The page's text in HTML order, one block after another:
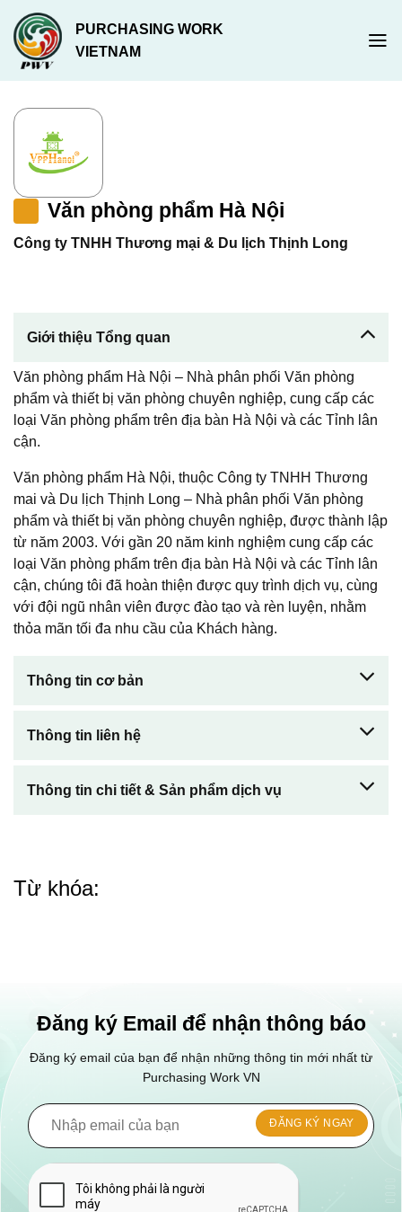
Chuyển
đến
nội
dung
PURCHASING WORK
VIETNAM
Văn phòng phẩm Hà Nội
Công ty TNHH Thương mại & Du lịch Thịnh Long
Giới thiệu Tổng quan
Văn phòng phẩm Hà Nội – Nhà phân phối Văn phòng
phẩm và thiết bị văn phòng chuyên nghiệp, cung cấp các
loại Văn phòng phẩm trên địa bàn Hà Nội và các Tỉnh lân
cận.
Văn phòng phẩm Hà Nội, thuộc Công ty TNHH Th­ương
mai và Du lịch Thịnh Long – Nhà phân phối Văn phòng
phẩm và thiết bị văn phòng chuyên nghiệp, được thành lập
từ năm 2003. Với gần 20 năm kinh nghiệm cung cấp các
loại Văn phòng phẩm trên địa bàn Hà Nội và các Tỉnh lân
cận, chúng tôi đã hoàn thiện được quy trình dịch vụ, cùng
với đội ngũ nhân viên được đào tạo và rèn luyện, nhằm
thỏa mãn tối đa nhu cầu của Khách hàng.
Thông tin cơ bản
Thông tin liên hệ
Thông tin chi tiết & Sản phẩm dịch vụ
Từ khóa:
Đăng ký Email để nhận thông báo
Đăng ký email của bạn để nhận những thông tin mới nhất từ
Purchasing Work VN